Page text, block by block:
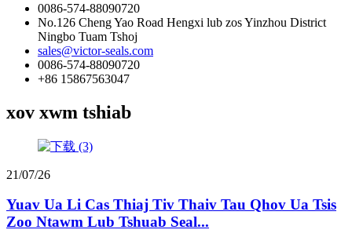
0086-574-88090720
No.126 Cheng Yao Road Hengxi lub zos Yinzhou District
Ningbo Tuam Tshoj
sales@victor-seals.com
0086-574-88090720
+86 15867563047
xov xwm tshiab
21/07/26
Yuav Ua Li Cas Thiaj Tiv Thaiv Tau Qhov Ua Tsis
Zoo Ntawm Lub Tshuab Seal...